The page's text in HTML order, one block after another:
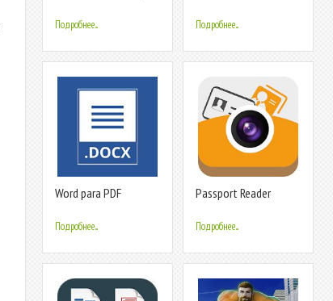
Reader - 2020
Подробнее... Подробнее...
Word para PDF
DOC/DOCX/Slide
Подробнее...
Passport Reader
Подробнее...